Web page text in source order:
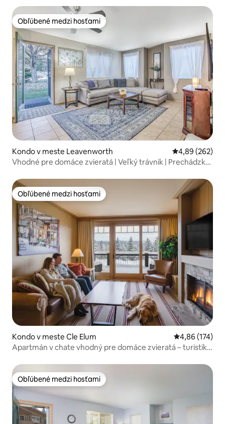
Obľúbené medzi hosťami
Obľúbené medzi hosťami
Kondo v meste Leavenworth Priemerné
4,89 (262)
Vhodné pre domáce zvieratá | Veľký trávnik | Prechádzka
Obľúbené medzi hosťami
Obľúbené medzi hosťami
Kondo v meste Cle Elum Priemerné
4,86 (174)
Apartmán v chate vhodný pre domáce zvieratá – turistika,
Obľúbené medzi hosťami
Obľúbené medzi hosťami